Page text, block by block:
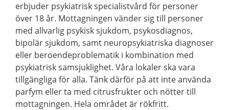
erbjuder psykiatrisk specialistvård för personer
över 18 år. Mottagningen vänder sig till personer
med allvarlig psykisk sjukdom, psykosdiagnos,
bipolär sjukdom, samt neuropsykiatriska diagnoser
eller beroendeproblematik i kombination med
psykiatrisk samsjuklighet. Våra lokaler ska vara
tillgängliga för alla. Tänk därför på att inte använda
parfym eller ta med citrusfrukter och nötter till
mottagningen. Hela området är rökfritt.